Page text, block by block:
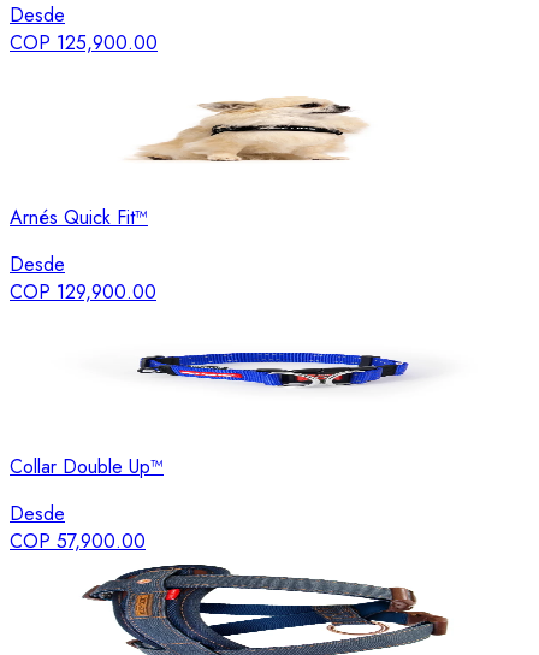
Desde
COP 125,900.00
Arnés Quick Fit™
Desde
COP 129,900.00
Collar Double Up™
Desde
COP 57,900.00